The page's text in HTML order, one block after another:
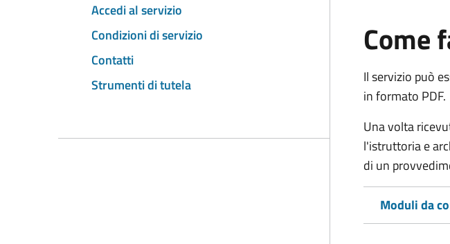
Accedi al servizio
Condizioni di servizio
Contatti
Strumenti di tutela
Come
Il servizio può
in formato PDF.
Una volta
l'istruttoria e
di un
Moduli da